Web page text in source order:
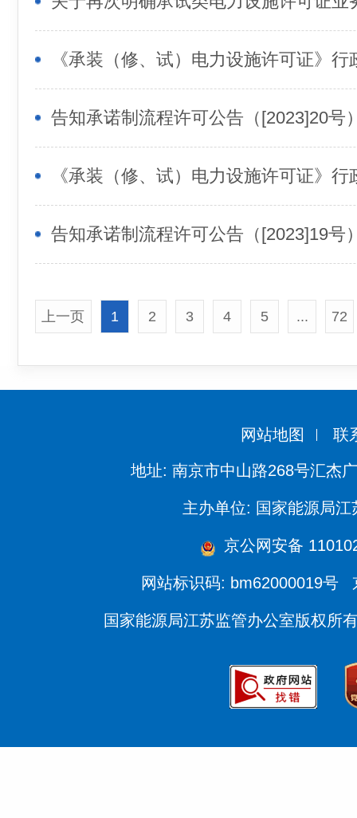
告知承诺制流程许可公告（[2023]20号
告知承诺制流程许可公告（[2023]19号
上一页 1 2 3 4 5 ... 72
网站地图 联
地址: 南京市中山路268号汇杰
主办单位: 国家能源局江
京公网安备
网站标识码: bm62000019号
国家能源局江苏监管办公室版权所